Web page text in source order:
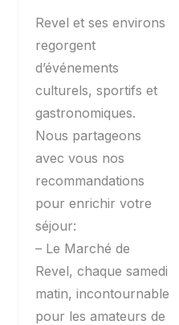
Revel et ses environs
regorgent
d’événements
culturels, sportifs et
gastronomiques.
Nous partageons
avec vous nos
recommandations
pour enrichir votre
séjour:
– Le Marché de
Revel, chaque samedi
matin, incontournable
pour les amateurs de